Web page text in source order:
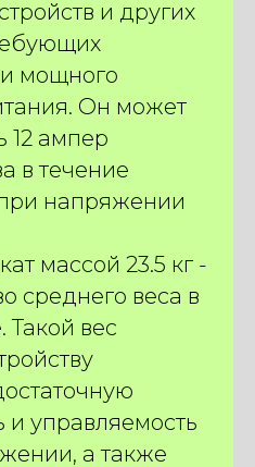
и других
мощного
Он может
12 ампер
в течение
напряжении
массой 23.5 кг -
среднего веса в
Такой вес
и управляемость
а также